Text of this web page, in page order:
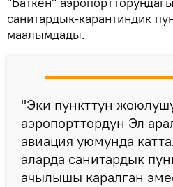
санитардык-карантиндик
маалымдады.
"Эки пункттун
аэропорттордун Эл
авиация уюмунда
аларда санитардык
ачылышы каралган